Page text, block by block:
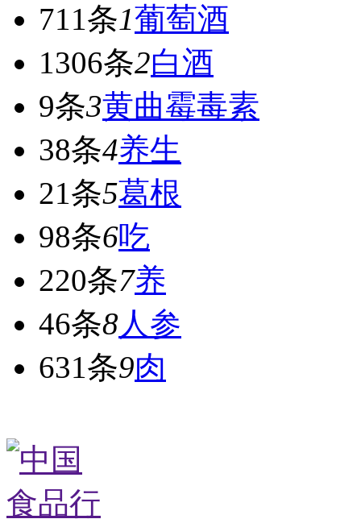
711条1葡萄酒
1306条2白酒
9条3黄曲霉毒素
38条4养生
21条5葛根
98条6吃
220条7养
46条8 人参
631条9肉